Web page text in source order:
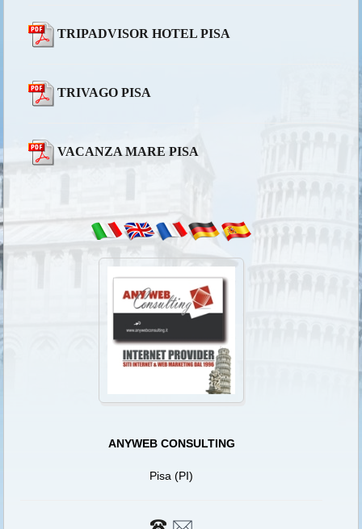
TRIPADVISOR HOTEL PISA
TRIVAGO PISA
VACANZA MARE PISA
ANYWEB CONSULTING
Pisa (PI)